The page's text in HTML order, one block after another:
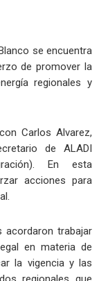
se encuentra
de promover la
regionales y
Carlos Alvarez,
de ALADI
En esta
acciones para
trabajar
en materia de
la vigencia y las